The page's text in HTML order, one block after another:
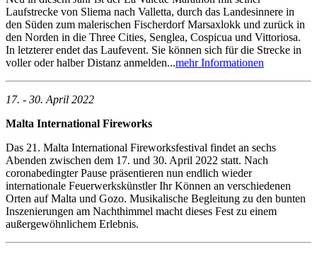
Laufstrecke von Sliema nach Valletta, durch das Landesinnere in
den Süden zum malerischen Fischerdorf Marsaxlokk und zurück in
den Norden in die Three Cities, Senglea, Cospicua und Vittoriosa.
In letzterer endet das Laufevent. Sie können sich für die Strecke in
voller oder halber Distanz anmelden...mehr Informationen
17. - 30. April 2022
Malta International Fireworks
Das 21. Malta International Fireworksfestival findet an sechs
Abenden zwischen dem 17. und 30. April 2022 statt. Nach
coronabedingter Pause präsentieren nun endlich wieder
internationale Feuerwerkskünstler Ihr Können an verschiedenen
Orten auf Malta und Gozo. Musikalische Begleitung zu den bunten
Inszenierungen am Nachthimmel macht dieses Fest zu einem
außergewöhnlichem Erlebnis.